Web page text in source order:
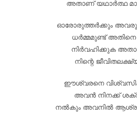
അതാണ് യഥാർത്ഥ
ഓരോരുത്തർക്കും
ധർമ്മമുണ്ട് അതിനെ
നിർവഹിക്കുക
നിന്റെ
ഈശ്വരനെ
അവൻ നിനക്ക്
നൽകും അവനിൽ